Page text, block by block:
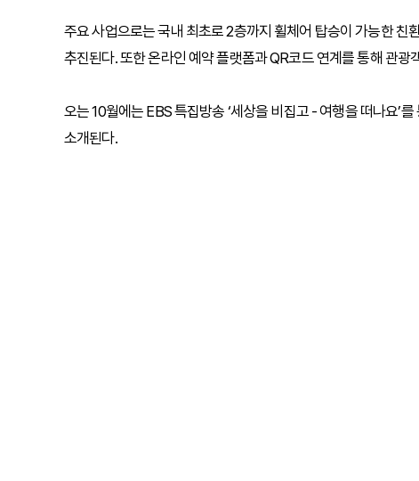
주요 사업으로는 국내 최초로 2층까지 휠체어 탑승이 가능한 친
추진된다. 또한 온라인 예약 플랫폼과 QR코드 연계를 통해 관광
오는 10월에는 EBS 특집방송 ‘세상을 비집고 - 여행을 떠나요’
소개된다.